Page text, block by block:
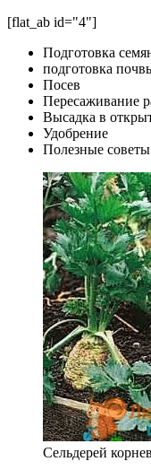
[flat_ab id="4"]
Подготовка
подготовка
Посев
Пересаживание
Высадка в
Удобрение
Полезные советы
Сельдерей